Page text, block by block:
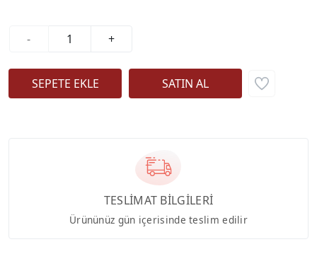
- +
TESLİMAT BİLGİLERİ
Ürününüz gün içerisinde teslim edilir